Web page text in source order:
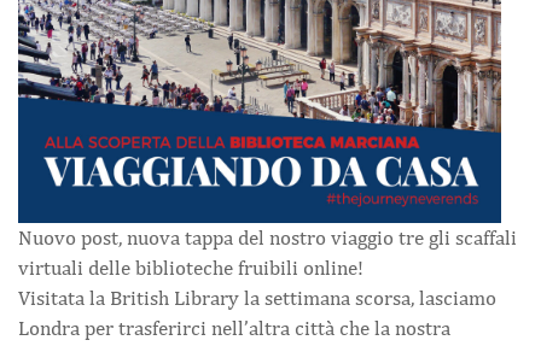
Nuovo post, nuova tappa del nostro viaggio tre gli scaffali
virtuali delle biblioteche fruibili online!
Visitata la British Library la settimana scorsa, lasciamo
Londra per trasferirci nell’altra città che la nostra